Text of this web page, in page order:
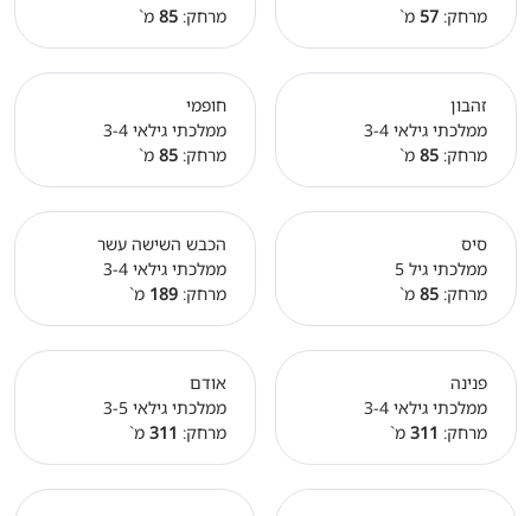
מרחק: 57 מ`
מרחק: 85 מ`
זהבון
ממלכתי גילאי 3-4
מרחק: 85 מ`
חופמי
ממלכתי גילאי 3-4
מרחק: 85 מ`
סיס
ממלכתי גיל 5
מרחק: 85 מ`
הכבש השישה עשר
ממלכתי גילאי 3-4
מרחק: 189 מ`
פנינה
ממלכתי גילאי 3-4
מרחק: 311 מ`
אודם
ממלכתי גילאי 3-5
מרחק: 311 מ`